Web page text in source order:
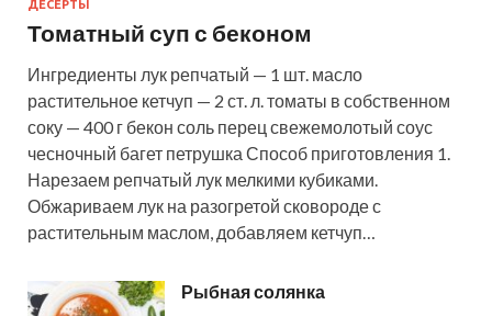
ДЕСЕРТЫ
Томатный суп с беконом
Ингредиенты лук репчатый — 1 шт. масло
растительное кетчуп — 2 ст. л. томаты в собственном
соку — 400 г бекон соль перец свежемолотый соус
чесночный багет петрушка Способ приготовления 1.
Нарезаем репчатый лук мелкими кубиками.
Обжариваем лук на разогретой сковороде с
растительным маслом, добавляем кетчуп…
Рыбная солянка